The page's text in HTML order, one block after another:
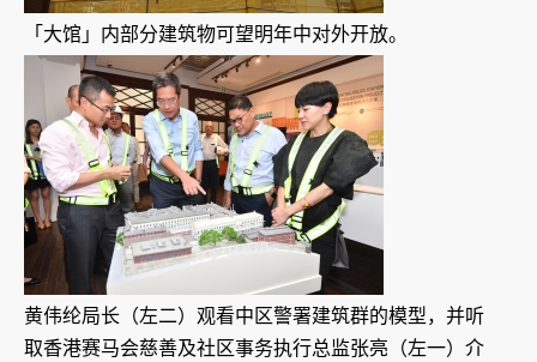
「大馆」内部分建筑物可望明年中对外开放。
黄伟纶局长（左二）观看中区警署建筑群的模型，并听
取香港赛马会慈善及社区事务执行总监张亮（左一）介